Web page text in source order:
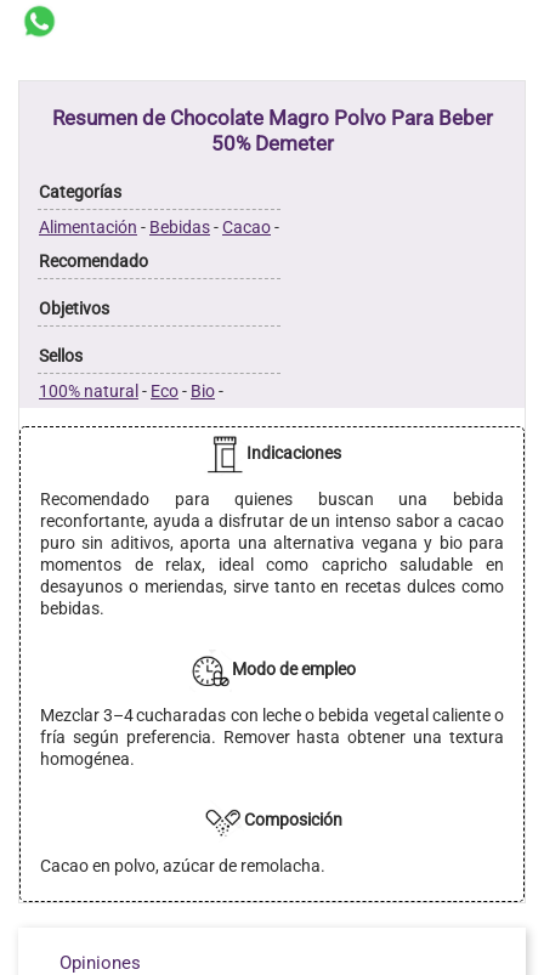
Resumen de Chocolate Magro Polvo Para Beber
50% Demeter
Categorías
Alimentación - Bebidas-Cacao-
Recomendado
Objetivos
Sellos
100% natural- Eco- Bio-
Indicaciones
Recomendado para quienes buscan una bebida
reconfortante, ayuda a disfrutar de un intenso sabor a cacao
puro sin aditivos, aporta una alternativa vegana y bio para
momentos de relax, ideal como capricho saludable en
desayunos o meriendas, sirve tanto en recetas dulces como
bebidas.
Modo de empleo
Mezclar 3–4 cucharadas con leche o bebida vegetal caliente o
fría según preferencia. Remover hasta obtener una textura
homogénea.
Composición
Cacao en polvo, azúcar de remolacha.
Opiniones